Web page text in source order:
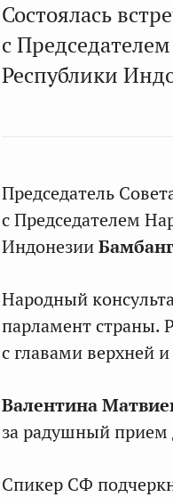
Состоялась
с
Республики
Председатель
с Председателем
Индонезии
Народный
парламент страны.
с главами верхней
Валентина
за радушный прием
Спикер СФ